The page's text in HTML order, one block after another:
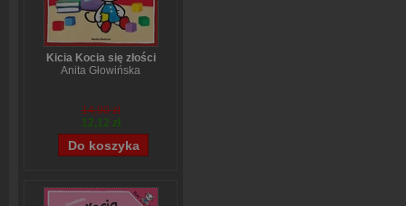
Kicia Kocia się złości
Anita Głowińska
14,90 zł
12,12 zł